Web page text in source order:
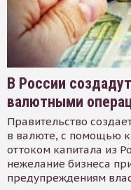
В России
валютными
Правительство
в валюте, с помощью
оттоком капитала из
нежелание бизнеса
предупреждениям